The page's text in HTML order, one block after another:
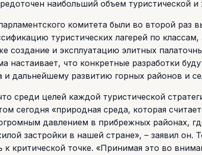
наибольший объем туристической и
комитета были во второй раз
туристических лагерей по
создание и эксплуатацию элитных
настаивает, что конкретные разработки
и дальнейшему развитию горных районов и
среди целей каждой туристической
сегодня «природная среда, которая
давлением в прибрежных районах,
застройки в нашей стране», – заявил он.
к критической точке. «Принимая это во